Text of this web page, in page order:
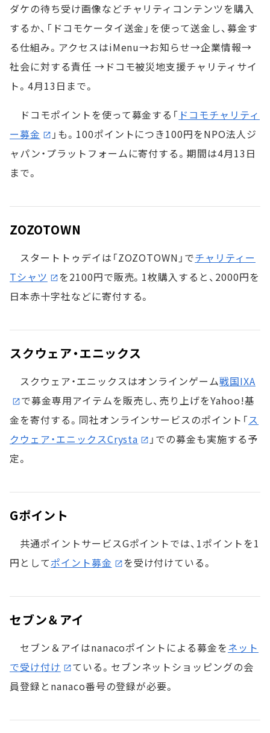
ダケの待ち受け画像などチャリティコンテンツを購入
するか、「ドコモケータイ送金」を使って送金し、募金す
る仕組み。アクセスはiMenu→お知らせ→企業情報→
社会に対する責任 →ドコモ被災地支援チャリティサイ
ト。4月13日まで。
ドコモポイントを使って募金する「 ドコモチャリティ
ー募金
」も。100ポイントにつき100円をNPO法人ジ
ャパン・プラットフォームに寄付する。期間は4月13日
まで。
ZOZOTOWN
スタートトゥデイは「ZOZOTOWN」でチャリティー
Tシャツ
を2100円で販売。1枚購入すると、2000円を
日本赤十字社などに寄付する。
スクウェア・エニックス
スクウェア・エニックスはオンラインゲーム戦国IXA
で募金専用アイテムを販売し、売り上げをYahoo!基
金を寄付する。同社オンラインサービスのポイント「ス
クウェア・エニックスCrysta
」での募金も実施する予
定。
Gポイント
共通ポイントサービスGポイントでは、1ポイントを1
円としてポイント募金 を受け付けている。
セブン＆アイ
セブン＆アイはnanacoポイントによる募金を ネット
で受け付け
ている。セブンネットショッピングの会
員登録とnanaco番号の登録が必要。